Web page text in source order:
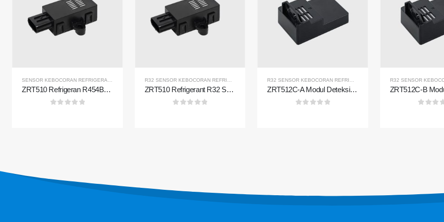
ZRT510 Refrigeran R454B Sensor Module-Sensor Refrigeran NDIR berkinerja tinggi ZRT510 Refrigerant R32 Sensor Module-Sensor Refrigeran NDIR berkinerja tinggi
R290 SENSOR KEBOCORAN
ZRT512C-A Modul Deteksi Refrigeran | Sensor Gas NDIR untuk R32, R454B, R290 | Catu daya tegangan lebar
Tinggi Nasional, Zhengzhou
Tel:0086-371-67169097
Sensor R454B
Sensor R32
Pemantauan Refrigeran Rantai Dingin